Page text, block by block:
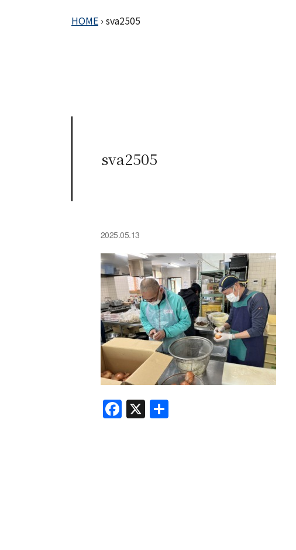
HOME › sva2505
sva2505
2025.05.13
F
a
X